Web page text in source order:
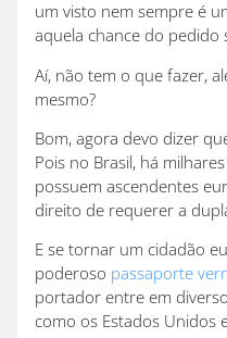
um visto nem sempre é
aquela chance do pedido
Aí, não tem o que fazer,
mesmo?
Bom, agora devo dizer
Pois no Brasil, há
possuem ascendentes
direito de requerer a
E se tornar um cidadão
poderoso passaporte
portador entre em
como os Estados Unidos